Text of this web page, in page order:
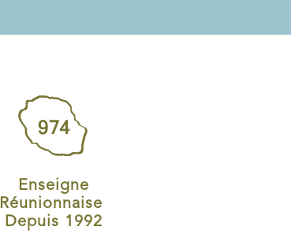
Enseigne
Réunionnaise
Depuis 1992